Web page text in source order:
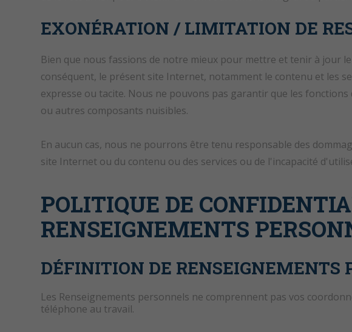
EXONÉRATION / LIMITATION DE
Bien que nous fassions de notre mieux pour mettre et tenir à jour
conséquent, le présent site Internet, notamment le contenu et les
expresse ou tacite. Nous ne pouvons pas garantir que les
ou autres composants nuisibles.
En aucun cas, nous ne pourrons être tenu responsable des
site Internet ou du contenu ou des services ou de l'incapacité
POLITIQUE DE
RENSEIGNEMENTS
DÉFINITION DE RENSEIGNEMENTS
Les Renseignements personnels ne comprennent pas vos
téléphone au travail.